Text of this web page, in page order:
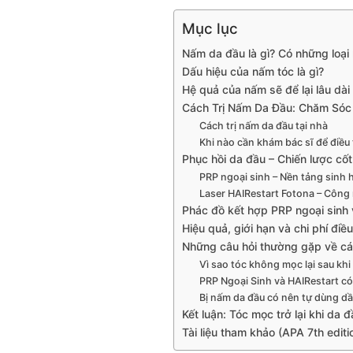
Mục lục
Nấm da đầu là gì? Có những loại
Dấu hiệu của nấm tóc là gì?
Hệ quả của nấm sẽ để lại lâu
Cách Trị Nấm Da Đầu: Chăm
Cách trị nấm da đầu tại nhà
Khi nào cần khám bác sĩ để
Phục hồi da đầu – Chiến lược
PRP ngoại sinh – Nền tảng
Laser HAIRestart Fotona –
Phác đồ kết hợp PRP ngoại
Hiệu quả, giới hạn và chi phí
Những câu hỏi thường gặp về
Vì sao tóc không mọc lại sau
PRP Ngoại Sinh và HAIRestart
Bị nấm da đầu có nên tự dùng
Kết luận: Tóc mọc trở lại khi da
Tài liệu tham khảo (APA 7th